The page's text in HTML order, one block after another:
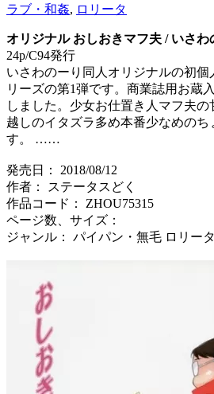
ラブ・和姦, ロリータ
オリジナル おしおきマフ夫 / いさわ
24p/C94発行
いさわのーり同人オリジナルの初
リーズの第1弾です。商業誌用お蔵
しました。少女お仕置き人マフ夫
越しのイタズラ多め本番少なめの
す。 ……
発売日： 2018/08/12
作者： ステータスどく
作品コード： ZHOU75315
ページ数、サイズ：
ジャンル： パイパン・無毛 ロリー